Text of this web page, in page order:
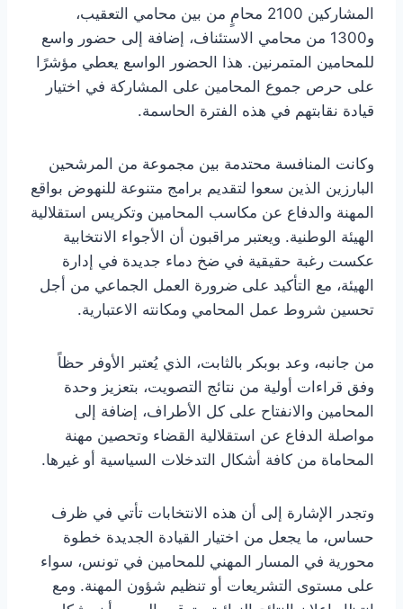
المشاركين 2100 محامٍ من بين محامي التعقيب،
و1300 من محامي الاستئناف، إضافة إلى حضور واسع
للمحامين المتمرنين. هذا الحضور الواسع يعطي مؤشرًا
على حرص جموع المحامين على المشاركة في اختيار
قيادة نقابتهم في هذه الفترة الحاسمة.
وكانت المنافسة محتدمة بين مجموعة من المرشحين
البارزين الذين سعوا لتقديم برامج متنوعة للنهوض بواقع
المهنة والدفاع عن مكاسب المحامين وتكريس استقلالية
الهيئة الوطنية. ويعتبر مراقبون أن الأجواء الانتخابية
عكست رغبة حقيقية في ضخ دماء جديدة في إدارة
الهيئة، مع التأكيد على ضرورة العمل الجماعي من أجل
تحسين شروط عمل المحامي ومكانته الاعتبارية.
من جانبه، وعد بوبكر بالثابت، الذي يُعتبر الأوفر حظاً
وفق قراءات أولية من نتائج التصويت، بتعزيز وحدة
المحامين والانفتاح على كل الأطراف، إضافة إلى
مواصلة الدفاع عن استقلالية القضاء وتحصين مهنة
المحاماة من كافة أشكال التدخلات السياسية أو غيرها.
وتجدر الإشارة إلى أن هذه الانتخابات تأتي في ظرف
حساس، ما يجعل من اختيار القيادة الجديدة خطوة
محورية في المسار المهني للمحامين في تونس، سواء
على مستوى التشريعات أو تنظيم شؤون المهنة. ومع